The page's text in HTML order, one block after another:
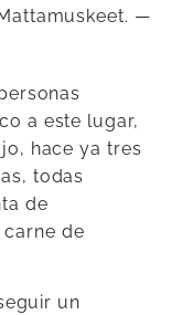
—
a este lugar,
hace ya tres
todas
de
de
un